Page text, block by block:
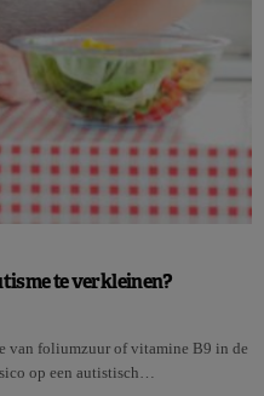
te verkleinen?
van foliumzuur of vitamine B9 in de
op een autistisch…